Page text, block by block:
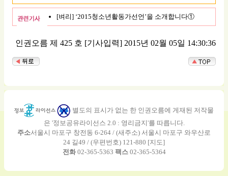
[벼리] ‘2015청소년활동가선언’을 소개합니다①
인권오름 제 425 호 [기사입력] 2015년 02월 05일 14:30:36
별도의 표시가 없는 한 인권오름에 게재된 저작물
은 '정보공유라이선스 2.0 : 영리금지'를 따릅니다.
주소서울시 마포구 창전동 6-264 / (새주소) 서울시 마포구 와우산로
24 길49 / (우편번호) 121-880 [지도]
전화02-365-5363 팩스02-365-5364